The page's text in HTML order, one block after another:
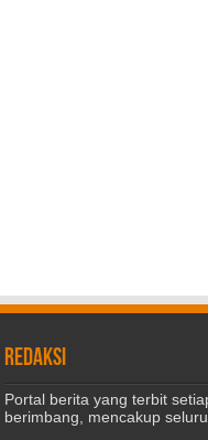
REDAKSI
Portal berita yang terbit
berimbang, mencakup